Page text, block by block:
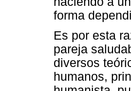
forma
Es por esta
pareja
diversos
humanos,